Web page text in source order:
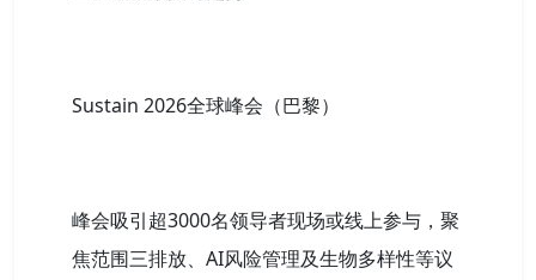
Sustain 2026全球峰会（巴黎）
峰会吸引超3000名领导者现场或线上参与，聚
焦范围三排放、AI风险管理及生物多样性等议